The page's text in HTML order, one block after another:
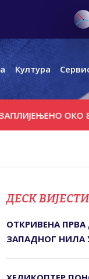
Култура
ОКО 85
ДЕСК ВИЈЕСТИ
ОТКРИВЕНА
ЗАПАДНОГ НИЛА